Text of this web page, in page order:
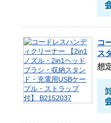
コ
ス
想